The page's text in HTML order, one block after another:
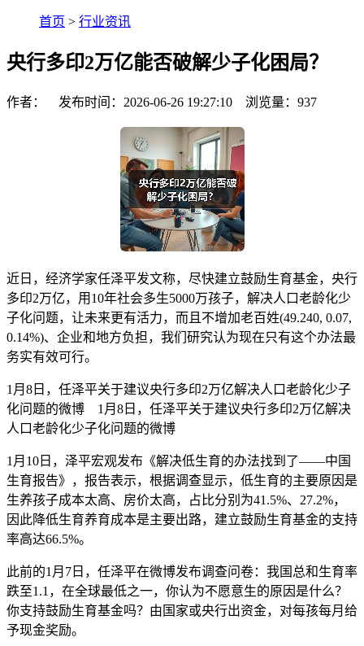
首页 > 行业资讯
央行多印2万亿能否破解少子化困局？
作者： 发布时间：2026-06-26 19:27:10 浏览量： 937
近日，经济学家任泽平发文称，尽快建立鼓励生育基金，央行
多印2万亿，用10年社会多生5000万孩子，解决人口老龄化少
子化问题，让未来更有活力，而且不增加老百姓(49.240, 0.07,
0.14%)、企业和地方负担，我们研究认为现在只有这个办法最
务实有效可行。
1月8日，任泽平关于建议央行多印2万亿解决人口老龄化少子
化问题的微博 1月8日，任泽平关于建议央行多印2万亿解决
人口老龄化少子化问题的微博
1月10日，泽平宏观发布《解决低生育的办法找到了——中国
生育报告》，报告表示，根据调查显示，低生育的主要原因是
生养孩子成本太高、房价太高，占比分别为41.5%、27.2%，
因此降低生育养育成本是主要出路，建立鼓励生育基金的支持
率高达66.5%。
此前的1月7日，任泽平在微博发布调查问卷：我国总和生育率
跌至1.1，在全球最低之一，你认为不愿意生的原因是什么？
你支持鼓励生育基金吗？由国家或央行出资金，对每孩每月给
予现金奖励。